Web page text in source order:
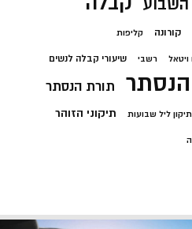
קורונה קליפות
ויטאל רשבי שיעורי קבלה לנשים
תורת הנסתר
תיקון ליל שבועות תיקוני הזוהר